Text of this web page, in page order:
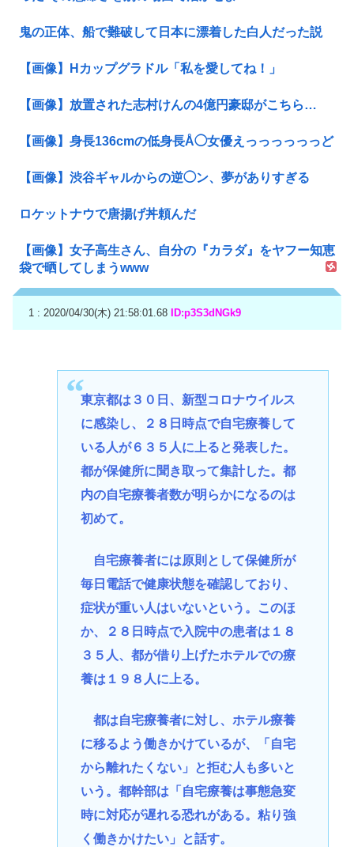
鬼の正体、船で難破して日本に漂着した白人だった説
【画像】Hカップグラドル「私を愛してね！」
【画像】放置された志村けんの4億円豪邸がこちら…
【画像】身長136cmの低身長Å◯女優えっっっっっっど
【画像】渋谷ギャルからの逆◯ン、夢がありすぎる
ロケットナウで唐揚げ丼頼んだ
【画像】女子高生さん、自分の『カラダ』をヤフー知恵
袋で晒してしまうwww
1 : 2020/04/30(木) 21:58:01.68 ID:p3S3dNGk9
東京都は３０日、新型コロナウイルス
に感染し、２８日時点で自宅療養して
いる人が６３５人に上ると発表した。
都が保健所に聞き取って集計した。都
内の自宅療養者数が明らかになるのは
初めて。
自宅療養者には原則として保健所が
毎日電話で健康状態を確認しており、
症状が重い人はいないという。このほ
か、２８日時点で入院中の患者は１８
３５人、都が借り上げたホテルでの療
養は１９８人に上る。
都は自宅療養者に対し、ホテル療養
に移るよう働きかけているが、「自宅
から離れたくない」と拒む人も多いと
いう。都幹部は「自宅療養は事態急変
時に対応が遅れる恐れがある。粘り強
く働きかけたい」と話す。